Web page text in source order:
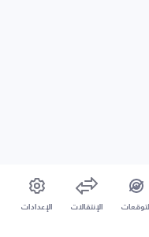
التوقعات الإنتقالات الإعدادات